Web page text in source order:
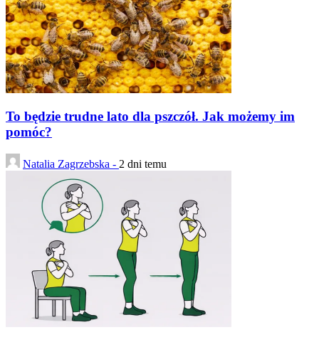
To będzie trudne lato dla pszczół. Jak możemy im
pomóc?
Natalia Zagrzebska - 2 dni temu